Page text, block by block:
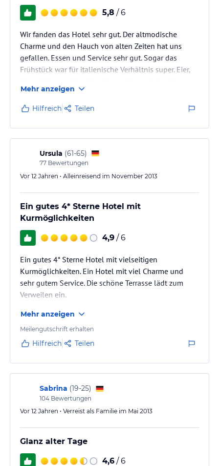
verbindlichen Angebotsdetails des jeweiligen Veranstalters.
5,8 / 6
Wir fanden das Hotel sehr gut. Der altmodische
Charme und den Hauch von alten Zeiten hat uns
gefallen. Essen und Service sehr gut. Sogar das
Frühstück war für italienische Verhältnis super. Eier,
und liegt sehr zentral. Man kann gut bummeln und
shoppen gehen, aber in die Altstadt laufen ist ein
bißchen weit, min. 2 km. Aber es fährt auch ein Bus.
Wir würden wiederkommen.
Mehr anzeigen
Hilfreich Teilen
Ursula (61-65)
77 Bewertungen
Vor 12 Jahren • Alleinreisend im November 2013
Ein gutes 4* Sterne Hotel mit
Kurmöglichkeiten
4,9 / 6
Ein gutes 4* Sterne Hotel mit vielseitigen
Kurmöglichkeiten. Ein Hotel mit viel Charme und
sehr gutem Service. Die schöne Terrasse lädt zum
Verweilen ein.
Mehr anzeigen
Meilengutschrift erhalten
Hilfreich Teilen
Sabrina (19-25)
104 Bewertungen
Vor 12 Jahren • Verreist als Familie im Mai 2013
Glanz alter Tage
4,6 / 6